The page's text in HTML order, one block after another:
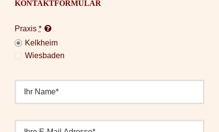
KONTAKTFORMULAR
Praxis *
Kelkheim
Wiesbaden